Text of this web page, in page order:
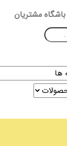
باشگاه مشتریان